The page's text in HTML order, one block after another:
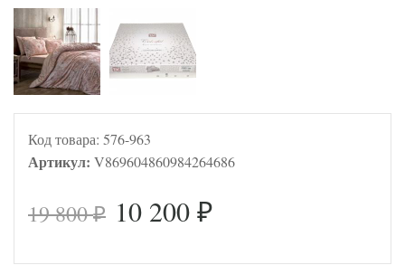
Код товара: 576-963
Артикул: V869604860984264686
19 800₽ 10 200 ₽